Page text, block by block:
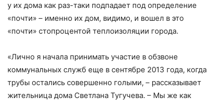
у их дома как раз-таки подпадает под определение
«почти» – именно их дом, видимо, и вошел в это
«почти» стопроцентой теплоизоляции города.
«Лично я начала принимать участие в обзвоне
коммунальных служб еще в сентябре 2013 года, когда
трубы остались совершенно голыми, – рассказывает
жительница дома Светлана Тугучева. – Мы же как